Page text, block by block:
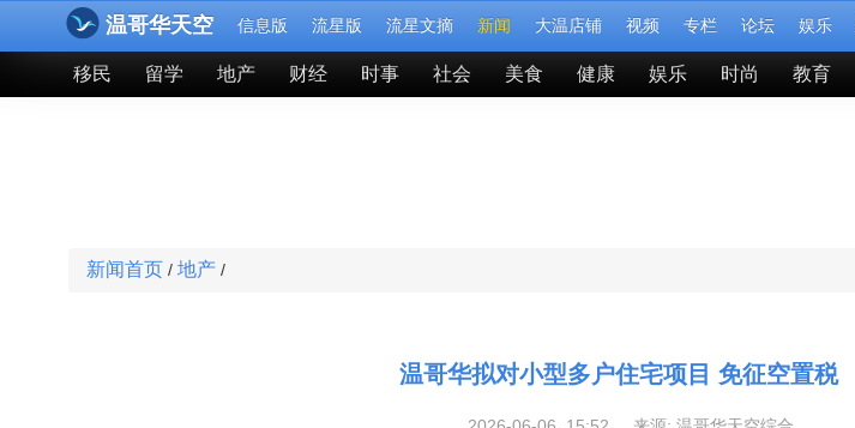
温哥华天空 信息版 流星版 流星文摘 新闻 大温店铺 视频 专栏 论坛 娱乐
移民 留学 地产 财经 时事 社会 美食 健康 娱乐 时尚 教育
新闻首页 / 地产 /
温哥华拟对小型多户住宅项目 免征空置税